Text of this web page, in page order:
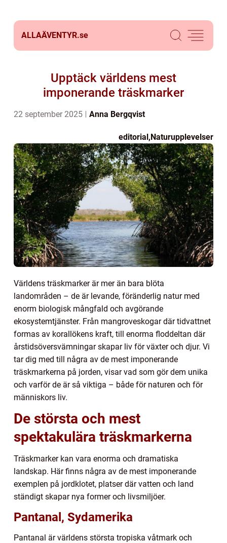
ALLAÄVENTYR.se
Upptäck världens mest
imponerande träskmarker
22 september 2025 Anna Bergqvist
editorial,Naturupplevelser
Världens träskmarker är mer än bara blöta
landområden – de är levande, föränderlig natur med
enorm biologisk mångfald och avgörande
ekosystemtjänster. Från mangroveskogar där tidvattnet
formas av korallökens kraft, till enorma floddeltan där
årstidsöversvämningar skapar liv för växter och djur. Vi
tar dig med till några av de mest imponerande
träskmarkerna på jorden, visar vad som gör dem unika
och varför de är så viktiga – både för naturen och för
människors liv.
De största och mest
spektakulära träskmarkerna
Träskmarker kan vara enorma och dramatiska
landskap. Här finns några av de mest imponerande
exemplen på jordklotet, platser där vatten och land
ständigt skapar nya former och livsmiljöer.
Pantanal, Sydamerika
Pantanal är världens största tropiska våtmark och